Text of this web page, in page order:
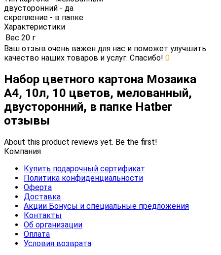
двусторонний - да
скрепление - в папке
Характеристики
Вес 20 г
Ваш отзыв очень важен для нас и поможет улучшить
качество наших товаров и услуг. Спасибо! 0
Набор цветного картона Мозаика
А4, 10л, 10 цветов, мелованный,
двусторонний, в папке Hatber
отзывы
About this product reviews yet. Be the first!
Компания
Купить подарочный сертификат
Политика конфиденциальности
Оферта
Доставка
Акции Бонусы и специальные предложения
Контакты
Об организации
Оплата
Условия возврата